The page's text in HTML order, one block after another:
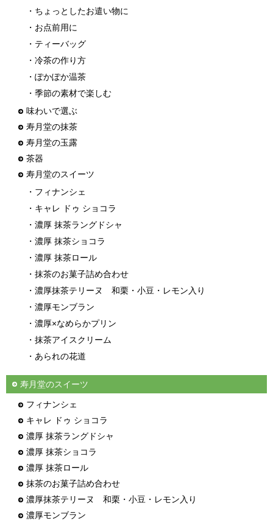
・ちょっとしたお遣い物に
・お点前用に
・ティーバッグ
・冷茶の作り方
・ぽかぽか温茶
・季節の素材で楽しむ
味わいで選ぶ
寿月堂の抹茶
寿月堂の玉露
茶器
寿月堂のスイーツ
・フィナンシェ
・キャレ ドゥ ショコラ
・濃厚 抹茶ラングドシャ
・濃厚 抹茶ショコラ
・濃厚 抹茶ロール
・抹茶のお菓子詰め合わせ
・濃厚抹茶テリーヌ
和栗・小豆・レモン入り
・濃厚モンブラン
・濃厚×なめらかプリン
・抹茶アイスクリーム
・あられの花道
寿月堂のスイーツ
フィナンシェ
キャレ ドゥ ショコラ
濃厚 抹茶ラングドシャ
濃厚 抹茶ショコラ
濃厚 抹茶ロール
抹茶のお菓子詰め合わせ
濃厚抹茶テリーヌ 和栗・小豆・レモン入り
濃厚モンブラン